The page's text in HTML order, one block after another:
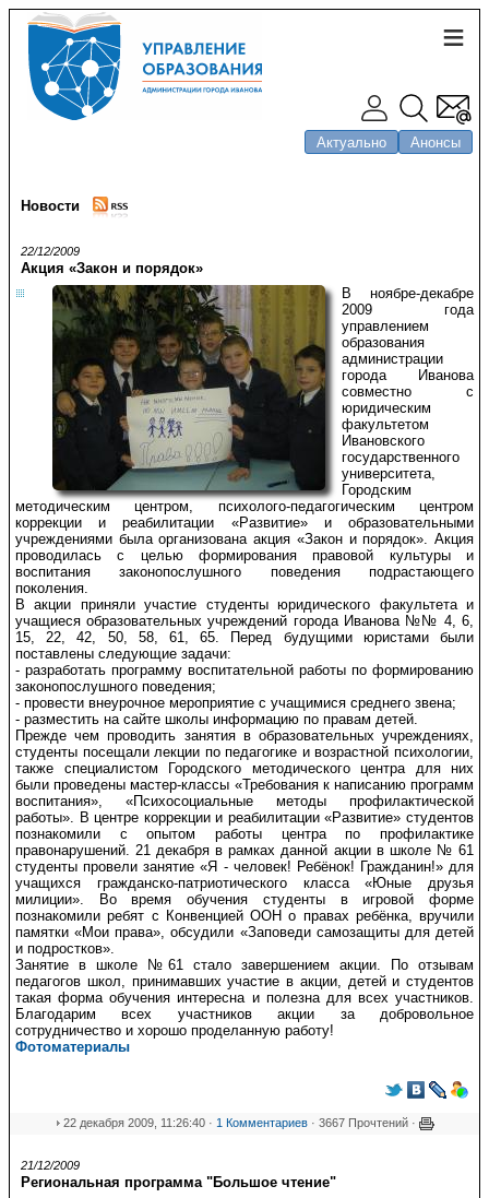
Актуально Анонсы
Новости
22/12/2009
Акция «Закон и порядок»
В ноябре-декабре
2009 года
управлением
образования
администрации
города Иванова
совместно с
юридическим
факультетом
Ивановского
государственного
университета,
Городским
методическим центром, психолого-педагогическим центром
коррекции и реабилитации «Развитие» и образовательными
учреждениями была организована акция «Закон и порядок». Акция
проводилась с целью формирования правовой культуры и
воспитания законопослушного поведения подрастающего
поколения.
В акции приняли участие студенты юридического факультета и
учащиеся образовательных учреждений города Иванова №№ 4, 6,
15, 22, 42, 50, 58, 61, 65. Перед будущими юристами были
поставлены следующие задачи:
- разработать программу воспитательной работы по формированию
законопослушного поведения;
- провести внеурочное мероприятие с учащимися среднего звена;
- разместить на сайте школы информацию по правам детей.
Прежде чем проводить занятия в образовательных учреждениях,
студенты посещали лекции по педагогике и возрастной психологии,
также специалистом Городского методического центра для них
были проведены мастер-классы «Требования к написанию программ
воспитания», «Психосоциальные методы профилактической
работы». В центре коррекции и реабилитации «Развитие» студентов
познакомили с опытом работы центра по профилактике
правонарушений. 21 декабря в рамках данной акции в школе № 61
студенты провели занятие «Я - человек! Ребёнок! Гражданин!» для
учащихся гражданско-патриотического класса «Юные друзья
милиции». Во время обучения студенты в игровой форме
познакомили ребят с Конвенцией ООН о правах ребёнка, вручили
памятки «Мои права», обсудили «Заповеди самозащиты для детей
и подростков».
Занятие в школе №61 стало завершением акции. По отзывам
педагогов школ, принимавших участие в акции, детей и студентов
такая форма обучения интересна и полезна для всех участников.
Благодарим всех участников акции за добровольное
сотрудничество и хорошо проделанную работу!
Фотоматериалы
22 декабря 2009, 11:26:40 · 1 Комментариев· 3667 Прочтений ·
21/12/2009
Региональная программа "Большое чтение"